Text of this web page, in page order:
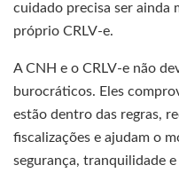
cuidado precisa ser ainda
próprio CRLV-e.
A CNH e o CRLV-e não
burocráticos. Eles
estão dentro das regras,
fiscalizações e ajudam o
segurança, tranquilidade